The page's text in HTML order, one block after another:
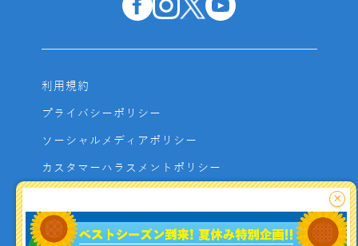
利用規約
プライバシーポリシー
ソーシャルメディアポリシー
カスタマーハラスメントポリシー
よくあるご質問
×